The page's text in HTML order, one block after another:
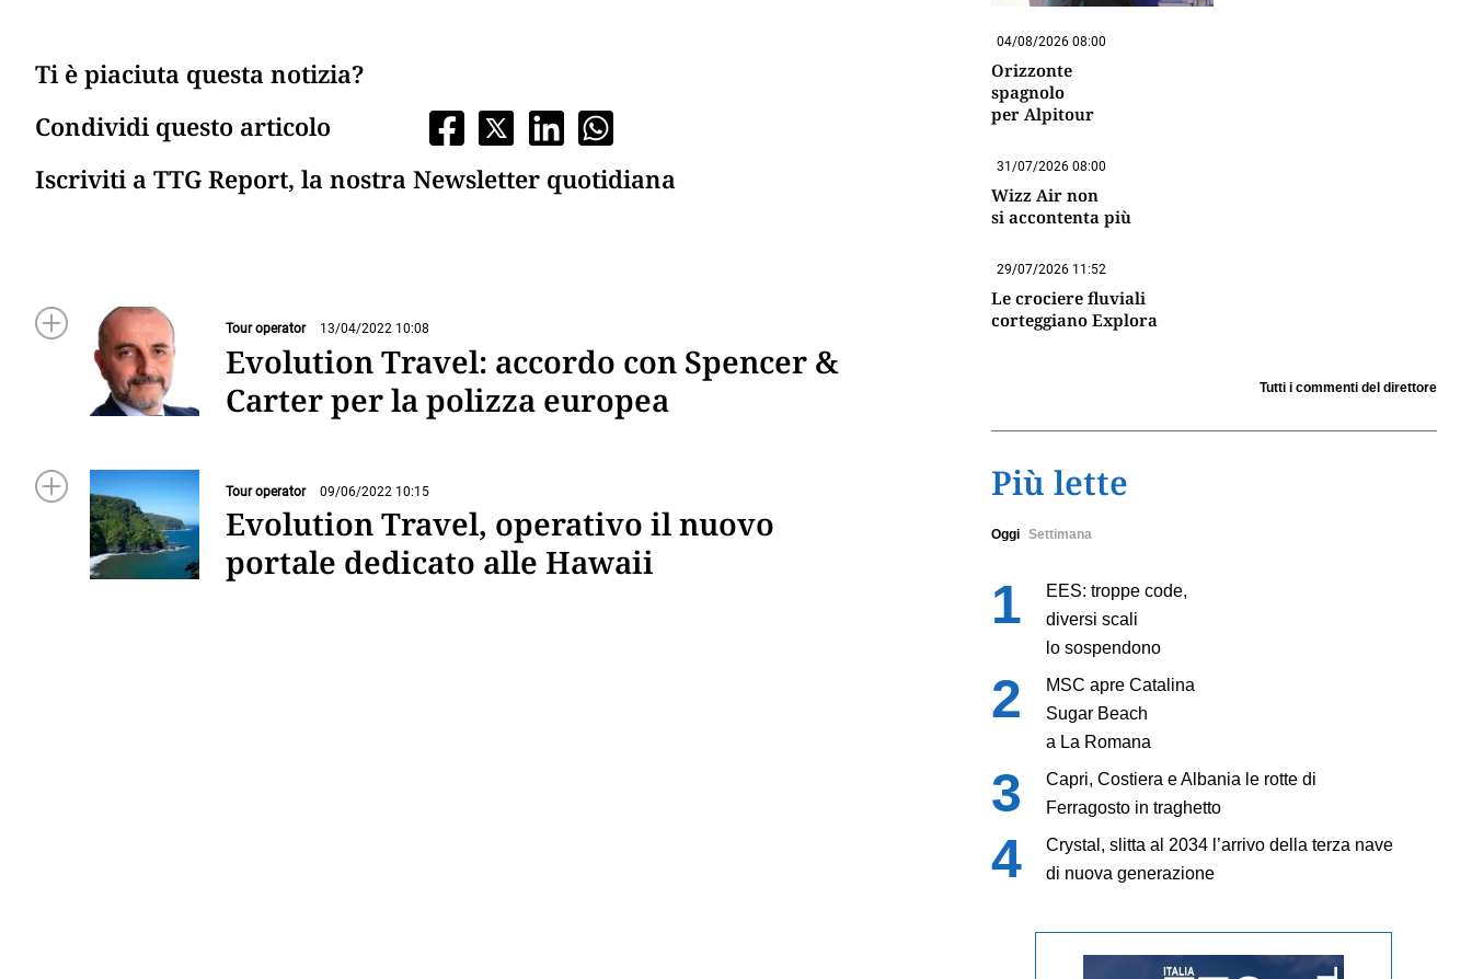
Ti è piaciuta questa notizia?
Condividi questo articolo
Iscriviti a TTG Report, la nostra Newsletter quotidiana
Tour operator 13/04/2022 10:08
Evolution Travel: accordo con Spencer &
Carter per la polizza europea
Tour operator 09/06/2022 10:15
Evolution Travel, operativo il nuovo
portale dedicato alle Hawaii
04/08/2026 08:00
Orizzonte
spagnolo
per Alpitour
31/07/2026 08:00
Wizz Air non
si accontenta più
29/07/2026 11:52
Le crociere fluviali
corteggiano Explora
Tutti i commenti del direttore
Più lette
Oggi Settimana
EES: troppe code,
diversi scali
lo sospendono
MSC apre Catalina
Sugar Beach
a La Romana
Capri, Costiera e Albania le rotte di
Ferragosto in traghetto
Crystal, slitta al 2034 l’arrivo della terza nave
di nuova generazione